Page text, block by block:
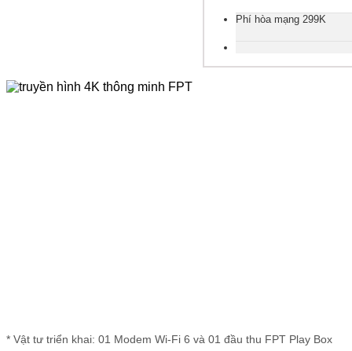
Phí hòa mạng 299K
* Vật tư triển khai: 01 Modem Wi-Fi 6 và 01 đầu thu FPT Play Box